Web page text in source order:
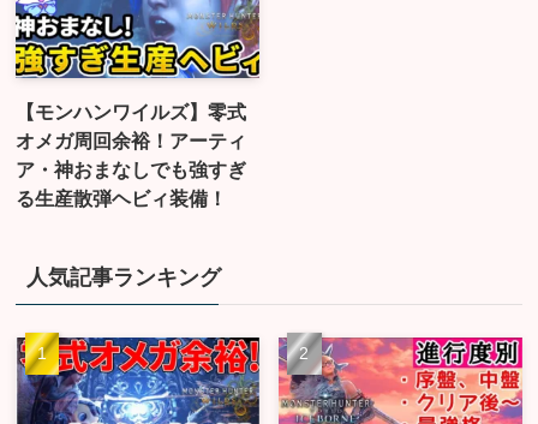
【モンハンワイルズ】零式
オメガ周回余裕！アーティ
ア・神おまなしでも強すぎ
る生産散弾ヘビィ装備！
人気記事ランキング